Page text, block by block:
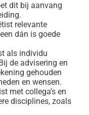
dit bij aanvang
relevante
dán is goede
als individu
de advisering en
gehouden
en wensen.
met collega’s en
disciplines, zoals